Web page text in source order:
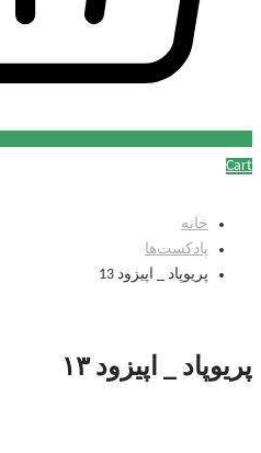
Cart
خانه
پادکست‌‌ها
پریوپاد _ اپیزود 13
پریوپاد _ اپیزود ۱۳